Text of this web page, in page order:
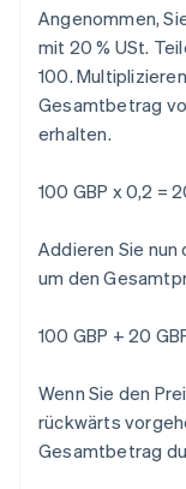
Angenommen,
mit 20 % USt.
100.
Gesamtbetrag
erhalten.
100 GBP x 0,2 =
Addieren Sie nun
um den
100 GBP + 20
Wenn Sie den
rückwärts
Gesamtbetrag